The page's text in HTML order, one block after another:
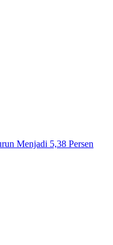
Menjadi 5,38 Persen